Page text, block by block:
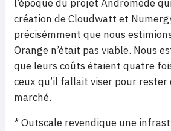
l’époque du projet Andromède
création de Cloudwatt et
précisémment que nous
Orange n’était pas viable. Nous
que leurs coûts étaient quatre
ceux qu’il fallait viser pour rester
marché.
* Outscale revendique une